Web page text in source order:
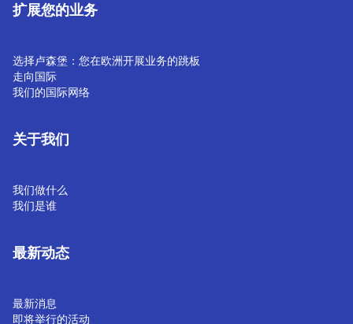
扩展您的业务
选择卢森堡：您在欧洲开展业务的跳板
走向国际
我们的国际网络
关于我们
我们做什么
我们是谁
最新动态
最新消息
即将举行的活动